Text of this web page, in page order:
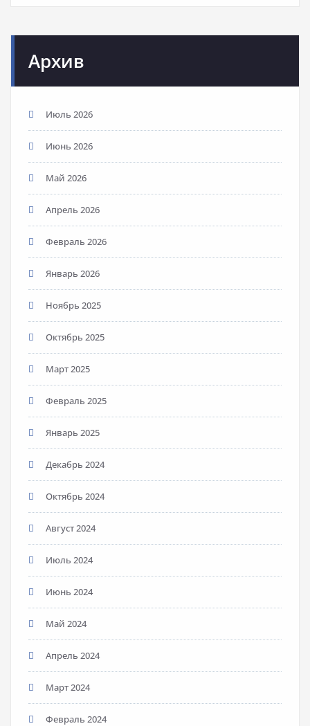
Архив
Июль 2026
Июнь 2026
Май 2026
Апрель 2026
Февраль 2026
Январь 2026
Ноябрь 2025
Октябрь 2025
Март 2025
Февраль 2025
Январь 2025
Декабрь 2024
Октябрь 2024
Август 2024
Июль 2024
Июнь 2024
Май 2024
Апрель 2024
Март 2024
Февраль 2024